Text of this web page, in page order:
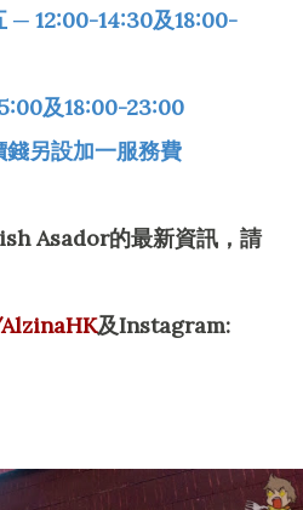
─ 12:00-14:30及18:00-
及18:00-23:00
另設加一服務費
Asador的最新資訊，請
及Instagram: